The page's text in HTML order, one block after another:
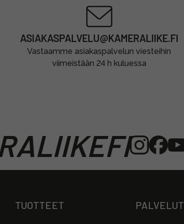
ASIAKASPALVELU@KAMERALIIKE.FI
Vastaamme asiakaspalvelun viesteihin
viimeistään 24 h kuluessa
TUOTTEET PALVELUT